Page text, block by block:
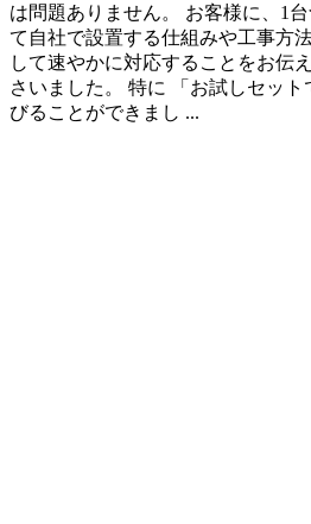
は問題ありません。 お客様に、1
て自社で設置する仕組みや工事方
して速やかに対応することをお伝
さいました。 特に 「お試しセッ
びることができまし ...